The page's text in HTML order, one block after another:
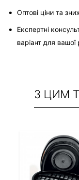
Оптові ціни та
Експертні
варіант для вашої
З ЦИМ